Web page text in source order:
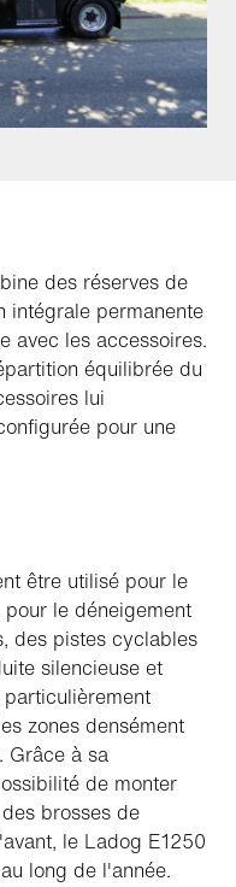
des réserves de
intégrale permanente
avec les accessoires.
équilibrée du
lui
pour une
être utilisé pour le
le déneigement
des pistes cyclables
silencieuse et
zones densément
Grâce à sa
de monter
brosses de
le Ladog E1250
long de l'année.